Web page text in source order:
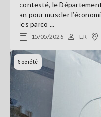
contesté, le
an pour muscler
les parco ...
15/05/2026 L.R
Société